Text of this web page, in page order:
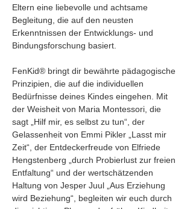
Eltern eine liebevolle und achtsame
Begleitung, die auf den neusten
Erkenntnissen der Entwicklungs- und
Bindungsforschung basiert.
FenKid® bringt dir bewährte pädagogische
Prinzipien, die auf die individuellen
Bedürfnisse deines Kindes eingehen. Mit
der Weisheit von Maria Montessori, die
sagt „Hilf mir, es selbst zu tun“, der
Gelassenheit von Emmi Pikler „Lasst mir
Zeit“, der Entdeckerfreude von Elfriede
Hengstenberg „durch Probierlust zur freien
Entfaltung“ und der wertschätzenden
Haltung von Jesper Juul „Aus Erziehung
wird Beziehung“, begleiten wir euch durch